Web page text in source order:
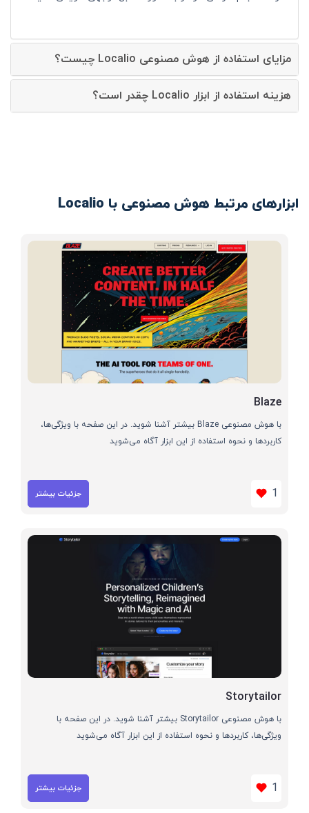
مزایای استفاده از هوش مصنوعی Localio چیست؟
هزینه استفاده از ابزار Localio چقدر است؟
ابزارهای مرتبط هوش مصنوعی با Localio
Blaze
با هوش مصنوعی Blaze بیشتر آشنا شوید. در این صفحه با ویژگی‌ها،
کاربردها و نحوه استفاده از این ابزار آگاه می‌شوید
1 جزئیات بیشتر
Storytailor
با هوش مصنوعی Storytailor بیشتر آشنا شوید. در این صفحه با
ویژگی‌ها، کاربردها و نحوه استفاده از این ابزار آگاه می‌شوید
1 جزئیات بیشتر